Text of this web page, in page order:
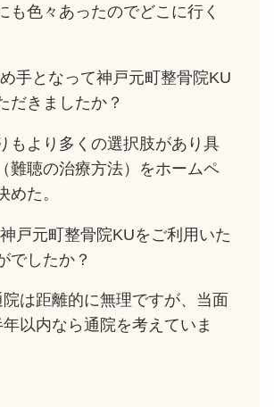
も色々あったのでどこに行く
手となって神戸元町整骨院KU
だきましたか？
もより多くの選択肢があり具
難聴の治療方法）をホームペ
めた。
戸元町整骨院KUをご利用いた
でしたか？
は距離的に無理ですが、当面
以内なら通院を考えていま